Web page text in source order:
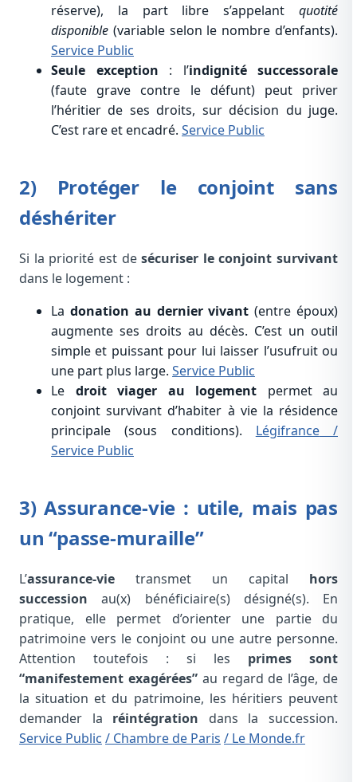
réserve), la part libre s’appelant quotité
disponible (variable selon le nombre d’enfants).
Service Public
Seule exception : l’indignité successorale
(faute grave contre le défunt) peut priver
l’héritier de ses droits, sur décision du juge.
C’est rare et encadré. Service Public
2) Protéger le conjoint sans
déshériter
Si la priorité est desécuriser le conjoint survivant
dans le logement :
La donation au dernier vivant (entre époux)
augmente ses droits au décès. C’est un outil
simple et puissant pour lui laisser l’usufruit ou
une part plus large. Service Public
Le droit viager au logement permet au
conjoint survivant d’habiter à vie la résidence
principale (sous conditions). Légifrance/
Service Public
3) Assurance-vie : utile, mais pas
un “passe-muraille”
L’assurance-vie transmet un capital hors
succession au(x) bénéficiaire(s) désigné(s). En
pratique, elle permet d’orienter une partie du
patrimoine vers le conjoint ou une autre personne.
Attention toutefois : si les primes sont
“manifestement exagérées”au regard de l’âge, de
la situation et du patrimoine, les héritiers peuvent
demander la réintégration dans la succession.
Service Public / Chambre de Paris / Le Monde.fr